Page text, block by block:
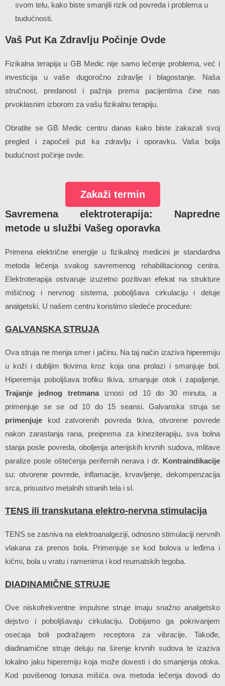
svom telu, kako biste smanjili rizik od povreda i problema u
budućnosti.
Vaš Put Ka Zdravlju Počinje Ovde
Fizikalna terapija u GB Medic nije samo lečenje problema, već i
investicija u vaše dugoročno zdravlje i blagostanje. Naša
stručnost, predanost i pažnja prema pacijentima čine nas
prvoklasnim izborom za vašu fizikalnu terapiju.
Obratite se GB Medic centru danas kako biste zakazali svoj
pregled i započeli put ka zdravlju i oporavku. Vaša bolja
budućnost počinje ovde.
Zakaži termin
Savremena elektroterapija: Napredne
metode u službi Vašeg oporavka
Primena električne energije u fizikalnoj medicini je standardna
metoda lečenja svakog savremenog rehabilitacionog centra.
Elektroterapija ostvaruje izuzetno pozitivan efekat na strukture
mišićnog i nervnog sistema, poboljšava cirkulaciju i deluje
analgetski. U našem centru koristimo sledeće procedure:
GALVANSKA STRUJA
Ova struja ne menja smer i jačinu. Na taj način izaziva hiperemiju
u koži i dubljim tkivima kroz koja ona prolazi i smanjuje bol.
Hiperemija poboljšava trofiku tkiva, smanjuje otok i zapaljenje.
Trajanje jednog tretmanaiznosi od 10 do 30 minuta, a
primenjuje se se od 10 do 15 seansi. Galvanska struja se
primenjuje kod zatvorenih povreda tkiva, otvorene povrede
nakon zarastanja rana, preiprema za kineziterapiju, sva bolna
stanja posle povreda, oboljenja arterijskih krvnih sudova, mlitave
paralize posle oštećenja perifernih nerava i dr. Kontraindikacije
su: otvorene povrede, inflamacije, krvavljenje, dekompenzacija
srca, prisustvo metalnih stranih tela i sl.
TENS ili transkutana elektro-nervna stimulacija
TENS se zasniva na elektroanalgeziji, odnosno stimulaciji nervnih
vlakana za prenos bola. Primenjuje se kod bolova u leđima i
kičmi, bola u vratu i ramenima i kod reumatskih tegoba.
DIADINAMIČNE STRUJE
Ove niskofrekventne impulsne struje imaju snažno analgetsko
dejstvo i poboljšavaju cirkulaciju. Dobijamo ga pokrivanjem
osećaja boli podražajem receptora za vibracije. Takođe,
diadinamične struje deluju na širenje krvnih sudova te izaziva
lokalno jaku hiperemiju koja može dovesti i do smanjenja otoka.
Kod povišenog tonusa mišića ova metoda lečenja dovodi do